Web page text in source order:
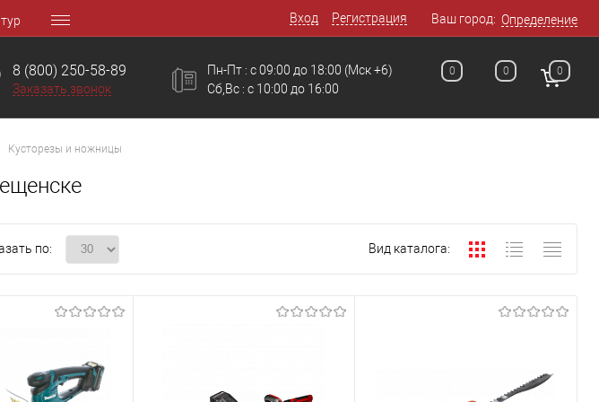
Вход Регистрация Ваш город: Определение
8 (800) 250-58-89
Заказать звонок
Пн-Пт : с 09:00 до 18:00
Сб,Вс : c 10:00 до 16:00
(Мск +6) 0 0 0
Кусторезы и ножницы
по: Вид каталога: